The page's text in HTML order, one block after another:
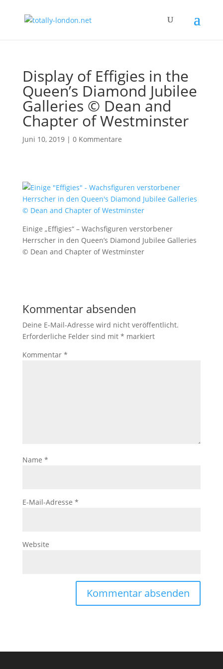
Display of Effigies in the
Queen’s Diamond Jubilee
Galleries © Dean and
Chapter of Westminster
Juni 10, 2019| 0 Kommentare
Einige „Effigies“ – Wachsfiguren verstorbener
Herrscher in den Queen’s Diamond Jubilee Galleries
© Dean and Chapter of Westminster
Kommentar absenden
Deine E-Mail-Adresse wird nicht veröffentlicht.
Erforderliche Felder sind mit * markiert
Kommentar *
Name *
E-Mail-Adresse *
Website